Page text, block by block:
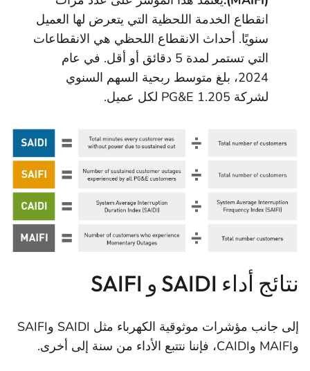
انقطاع الخدمة اللحظية التي يتعرض لها العميل
سنويًا. أحداث الانقطاع اللحظي هي الانقطاعات
التي تستمر لمدة 5 دقائق أو أقل. في عام
2024، بلغ متوسط ربحية السهم السنوي
لشركة PG&E 1.205 لكل عميل.
نتائج أداء SAIDI و SAIFI
إلى جانب مؤشرات موثوقية الكهرباء مثل SAIDI وSAIFI